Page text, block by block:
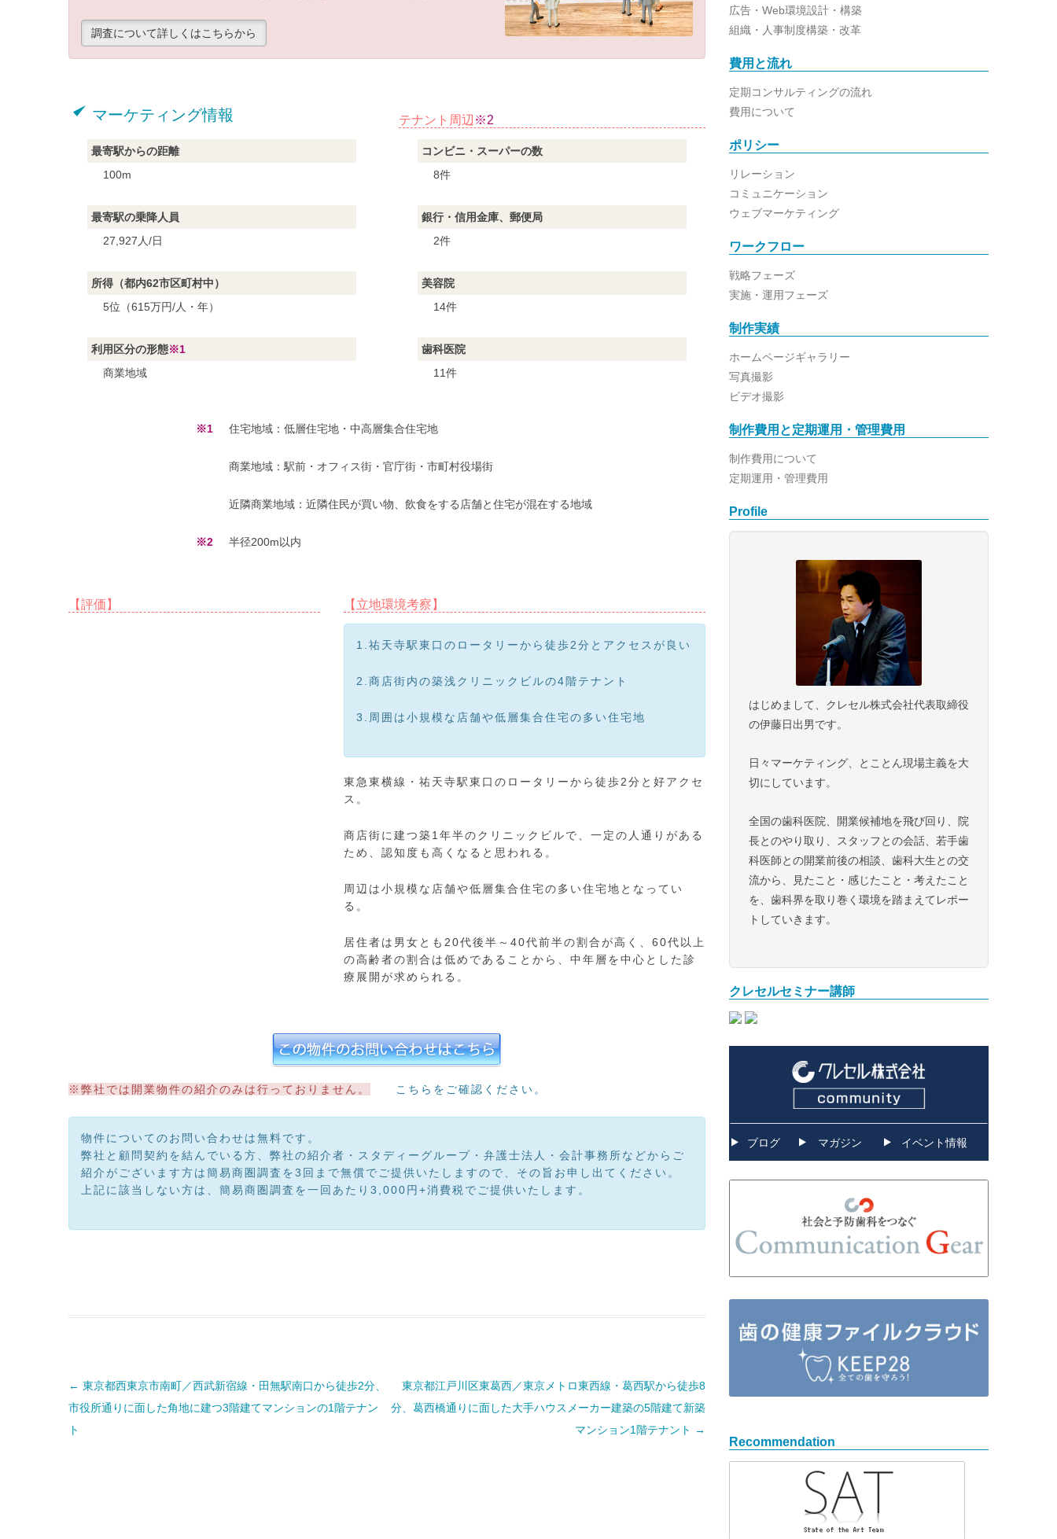
調査について詳しくはこちらから
マーケティング情報
最寄駅からの距離
100m
最寄駅の乗降人員
27,927人/日
所得（都内62市区町村中）
5位（615万円/人・年）
利用区分の形態※1
商業地域
テナント周辺 ※2
コンビニ・スーパーの数
8件
銀行・信用金庫、郵便局
2件
美容院
14件
歯科医院
11件
※1 住宅地域：低層住宅地・中高層集合住宅地
商業地域：駅前・オフィス街・官庁街・市町村役場街
近隣商業地域：近隣住民が買い物、飲食をする店舗と住宅が混在する地域
※2 半径200m以内
【評価】 【立地環境考察】
1.祐天寺駅東口のロータリーから徒歩2分とアクセスが良い
2.商店街内の築浅クリニックビルの4階テナント
3.周囲は小規模な店舗や低層集合住宅の多い住宅地
東急東横線・祐天寺駅東口のロータリーから徒歩2分と好アクセ
ス。
商店街に建つ築1年半のクリニックビルで、一定の人通りがある
ため、認知度も高くなると思われる。
周辺は小規模な店舗や低層集合住宅の多い住宅地となってい
る。
居住者は男女とも20代後半～40代前半の割合が高く、60代以上
の高齢者の割合は低めであることから、中年層を中心とした診
療展開が求められる。
※弊社では開業物件の紹介のみは行っておりません。 こちらをご確認ください。
物件についてのお問い合わせは無料です。
弊社と顧問契約を結んでいる方、弊社の紹介者・スタディーグループ・弁護士法人・会計事務所などからご
紹介がございます方は簡易商圏調査を3回まで無償でご提供いたしますので、その旨お申し出てください。
上記に該当しない方は、簡易商圏調査を一回あたり3,000円+消費税でご提供いたします。
稿
ナ
ビ
ゲ
ー
← 東京都西東京市南町／西武新宿線・田無駅南口から徒歩2分、
市役所通りに面した角地に建つ3階建てマンションの1階テナン
ト
東京都江戸川区東葛西／東京メトロ東西線・葛西駅から徒歩8
分、葛西橋通りに面した大手ハウスメーカー建築の5階建て新築
マンション1階テナント →
広告・Web環境設計・構築
組織・人事制度構築・改革
費用と流れ
定期コンサルティングの流れ
費用について
ポリシー
リレーション
コミュニケーション
ウェブマーケティング
ワークフロー
戦略フェーズ
実施・運用フェーズ
制作実績
ホームページギャラリー
写真撮影
ビデオ撮影
制作費用と定期運用・管理費用
制作費用について
定期運用・管理費用
Profile
はじめまして、クレセル株式会社代表取締役
の伊藤日出男です。
日々マーケティング、とことん現場主義を大
切にしています。
全国の歯科医院、開業候補地を飛び回り、院
長とのやり取り、スタッフとの会話、若手歯
科医師との開業前後の相談、歯科大生との交
流から、見たこと・感じたこと・考えたこと
を、歯科界を取り巻く環境を踏まえてレポー
トしていきます。
クレセルセミナー講師
ブログ マガジン イベント情報
Recommendation